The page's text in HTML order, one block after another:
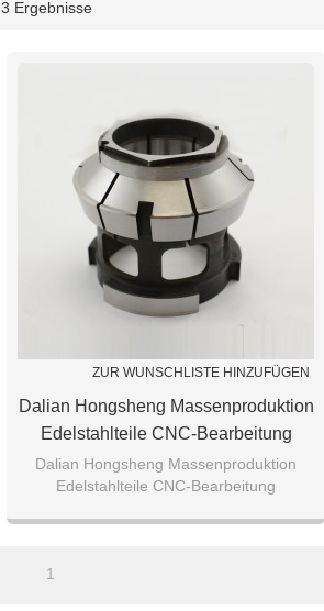
3 Ergebnisse
ZUR WUNSCHLISTE HINZUFÜGEN
Dalian Hongsheng Massenproduktion
Edelstahlteile CNC-Bearbeitung
Dalian Hongsheng Massenproduktion
Edelstahlteile CNC-Bearbeitung
1